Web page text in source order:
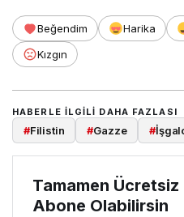
yaşanacak insani,
sağlık ve çevre
felaketine ilişkin uyarı
Beğendim Harika
Kızgın
HABERLE ILGILI DAHA FAZLASI
#Filistin #Gazze #
Tamamen
Abone Olabilirsin